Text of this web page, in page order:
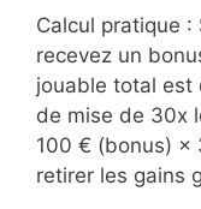
Calcul pratique
recevez un
jouable total est
de mise de 30x
100 € (bonus)
retirer les gains